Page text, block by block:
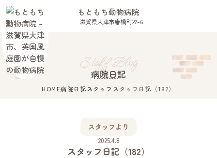
もともち動物病院
滋賀県大津市唐橋町22-6
Close
Staff Blog
病院日記
HOME病院日記スタッフ スタッフ日記（182）
スタッフより
2025.4.8
スタッフ日記（182）